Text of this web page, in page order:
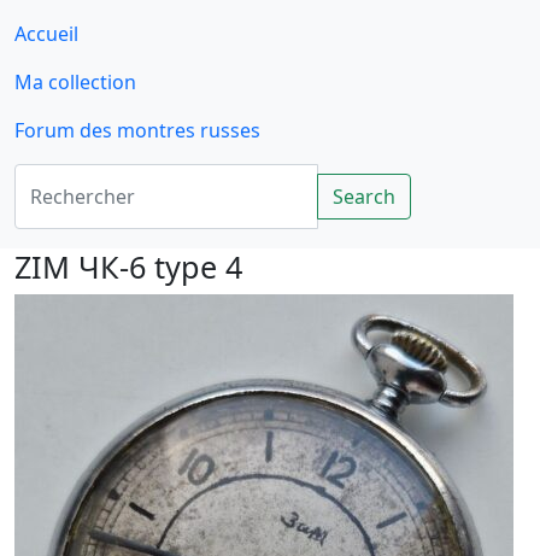
Accueil
Ma collection
Forum des montres russes
Rechercher
Search
ZIM ЧК-6 type 4